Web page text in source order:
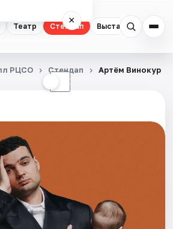
Театр Стендап Выставки
×
☾
РЦСО Стендап Артём Винокур